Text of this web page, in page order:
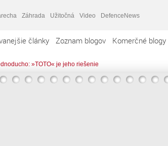
Záhrada Užitočná Video DefenceNews
články Zoznam blogov Komerčné blogy
»TOTO« je jeho riešenie